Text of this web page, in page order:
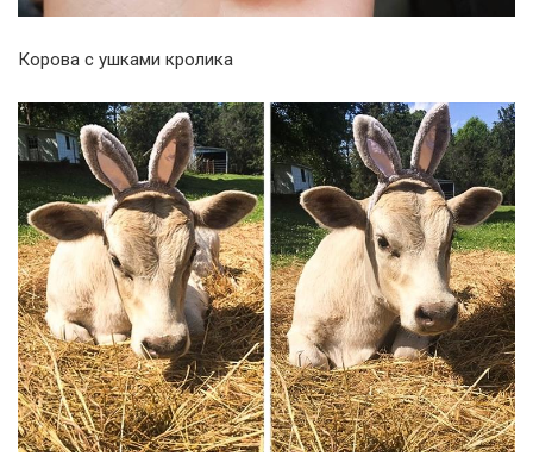
Корова с ушками кролика